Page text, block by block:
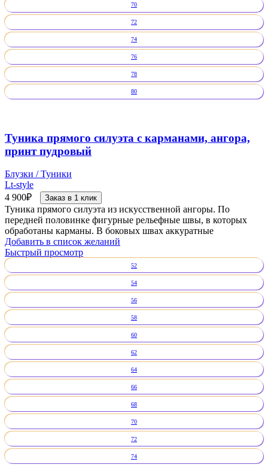
70
72
74
76
78
80
Туника прямого силуэта с карманами, ангора,
принт пудровый
Блузки / Туники
Lt-style
4 900₽ Заказ в 1 клик
Туника прямого силуэта из искусственной ангоры. По
передней половинке фигурные рельефные швы, в которых
обработаны карманы. В боковых швах аккуратные
Добавить в список желаний
Быстрый просмотр
52
54
56
58
60
62
64
66
68
70
72
74